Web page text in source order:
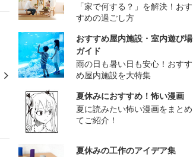
「家で何する？」を解決！おす
すめの過ごし方
おすすめ屋内施設・室内遊び場
ガイド
雨の日も暑い日も安心！おすす
め屋内施設を大特集
夏休みにおすすめ！怖い漫画
夏に読みたい怖い漫画をまとめ
てご紹介！
夏休みの工作のアイデア集